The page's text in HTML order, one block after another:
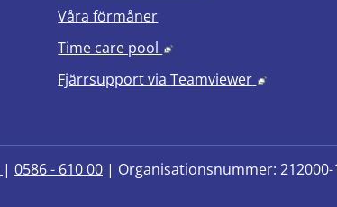
Våra förmåner
Time care pool
Länk till annan
Fjärrsupport viaTeamviewer Länk till
| 0586 - 610 00 | Organisationsnummer: 212000-